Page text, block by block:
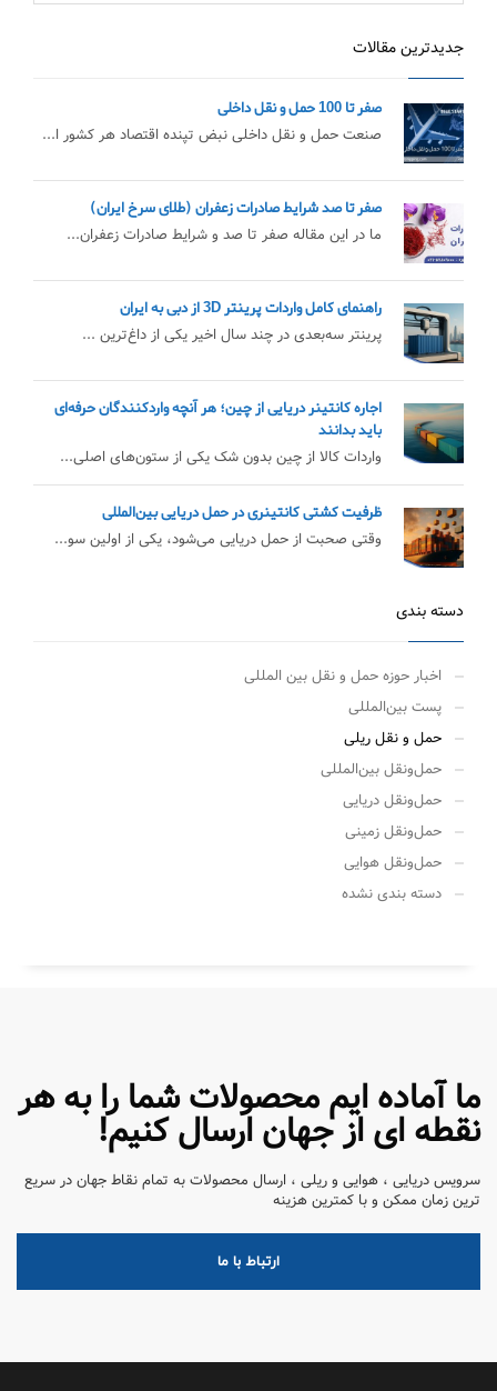
جدیدترین مقالات
صفر تا 100 حمل و نقل داخلی
صنعت حمل و نقل داخلی نبض تپنده اقتصاد هر کشور ا...
صفر تا صد شرایط صادرات زعفران (طلای سرخ ایران)
ما در این مقاله صفر تا صد و شرایط صادرات زعفران...
راهنمای کامل واردات پرینتر 3D از دبی به ایران
پرینتر سه‌بعدی در چند سال اخیر یکی از داغ‌ترین ...
اجاره کانتینر دریایی از چین؛ هر آنچه واردکنندگان حرفه‌ای
باید بدانند
واردات کالا از چین بدون شک یکی از ستون‌های اصلی...
ظرفیت کشتی کانتینری در حمل دریایی بین‌المللی
وقتی صحبت از حمل دریایی می‌شود، یکی از اولین سو...
دسته بندی
اخبار حوزه حمل و نقل بین المللی
پست بین‌المللی
حمل‌ و نقل ریلی
حمل‌ونقل بین‌المللی
حمل‌ونقل دریایی
حمل‌ونقل زمینی
حمل‌ونقل هوایی
دسته بندی نشده
ما آماده ایم محصولات شما را به هر
نقطه ای از جهان ارسال کنیم!
سرویس دریایی ، هوایی و ریلی ، ارسال محصولات به تمام نقاط جهان در سریع
ترین زمان ممکن و با کمترین هزینه
ارتباط با ما